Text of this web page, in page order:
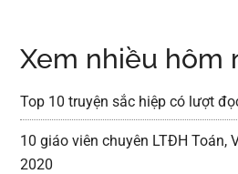
Xem nhiều hôm
Top 10 truyện sắc hiệp có lượt
10 giáo viên chuyên LTĐH Toán,
2020